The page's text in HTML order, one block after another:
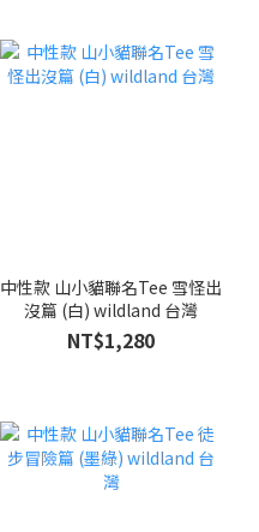
中性款 山小貓聯名Tee 雪怪出
沒篇 (白) wildland 台灣
NT$1,280